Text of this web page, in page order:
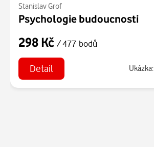
Stanislav Grof
Psychologie budoucnosti
298 Kč / 477 bodů
Detail Ukázka: